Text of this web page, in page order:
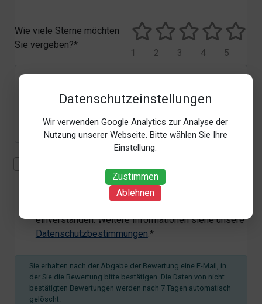
Datenschutzeinstellungen
Wir verwenden Google Analytics zur Analyse der
Nutzung unserer Webseite. Bitte wählen Sie Ihre
Einstellung:
Zustimmen
Ablehnen
Wie viele Sterne möchten
Sie vergeben?*
5
4
3
2
1
personenbezogenen Daten (Angaben, Datum und
Uhrzeit der Bewertungsabgabe, Referrer-URL) zum
einverstanden. Weitere Informationen siehe unsere
Datenschutzbestimmungen.*
Sie erhalten nach der Abgabe der Bewertung eine E-Mail, in
der Sie die Bewertung bitte bestätigen. Die Daten von nicht
bestätigten Bewertungen werden nach 7 Tagen automatisch
gelöscht.